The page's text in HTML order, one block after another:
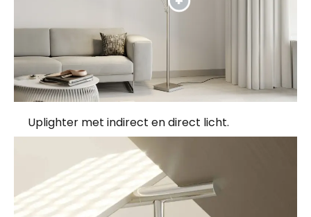
Uplighter met indirect en direct licht.